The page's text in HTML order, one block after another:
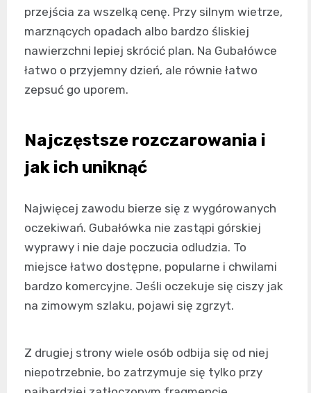
przejścia za wszelką cenę. Przy silnym wietrze,
marznących opadach albo bardzo śliskiej
nawierzchni lepiej skrócić plan. Na Gubałówce
łatwo o przyjemny dzień, ale równie łatwo
zepsuć go uporem.
Najczęstsze rozczarowania i
jak ich uniknąć
Najwięcej zawodu bierze się z wygórowanych
oczekiwań. Gubałówka nie zastąpi górskiej
wyprawy i nie daje poczucia odludzia. To
miejsce łatwo dostępne, popularne i chwilami
bardzo komercyjne. Jeśli oczekuje się ciszy jak
na zimowym szlaku, pojawi się zgrzyt.
Z drugiej strony wiele osób odbija się od niej
niepotrzebnie, bo zatrzymuje się tylko przy